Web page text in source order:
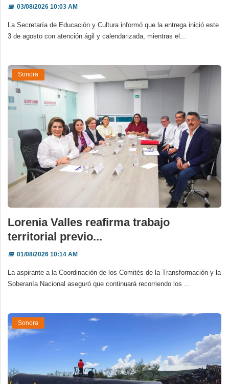
📅03/08/2026 10:03 AM
La Secretaría de Educación y Cultura informó que la entrega inició este
3 de agosto con atención ágil y calendarizada, mientras el...
Sonora
Lorenia Valles reafirma trabajo
territorial previo...
📅01/08/2026 10:14 AM
La aspirante a la Coordinación de los Comités de la Transformación y la
Soberanía Nacional aseguró que continuará recorriendo los ...
Sonora